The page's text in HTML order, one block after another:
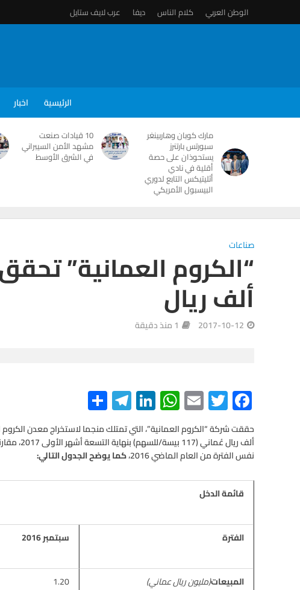
الوطن العربي كلام الناس ديفا عرب لايف ستايل
الرئيسية اخبار
مارك كوبان وهاربينغر
سبورتس بارتنرز
يستحوذان على حصة
أقلية في نادي
أثليتيكس التابع لدوري
البيسبول الأمريكي
10 قيادات صنعت
مشهد الأمن السيبراني
في الشرق الأوسط
صناعات
ألف ريال
2017-10-12 1 منذ دقيقة
F
ac
e
b
o
o
k
T
wi
tt
er
E
m
ail
W
h
at
s
A
p
Li
n
ke
dI
n
Te
le
gr
a
m
S
h
ar
e
نفس الفترة من العام الماضي 2016،
كما يوضح الجدول التالي:
قائمة الدخل
الفترة سبتمبر 2016
المبيعات(مليون ريال عماني) 1.20